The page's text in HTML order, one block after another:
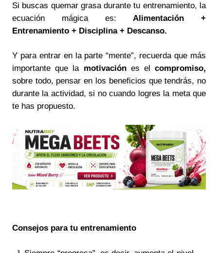
Si buscas quemar grasa durante tu entrenamiento, la
ecuación mágica es:Alimentación +
Entrenamiento + Disciplina + Descanso.
Y para entrar en la parte “mente”, recuerda que más
importante que la motivaciónes elcompromiso,
sobre todo, pensar en los beneficios que tendrás, no
durante la actividad, si no cuando logres la meta que
te has propuesto.
Consejos para tu entrenamiento